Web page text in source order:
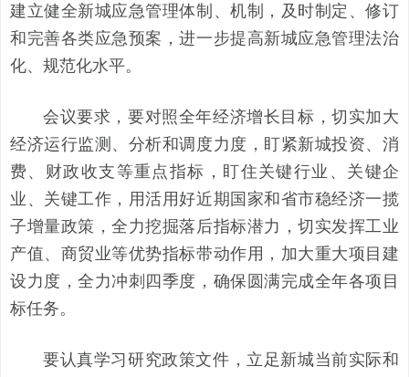
建立健全新城应急管理体制、机制，及时制定、修订
和完善各类应急预案，进一步提高新城应急管理法治
化、规范化水平。
会议要求， 要对照全年经济增长目标，切实加大
经济运行监测、分析和调度力度，盯紧新城投资、消
费、财政收支等重点指标，盯住关键行业、关键企
业、关键工作，用活用好近期国家和省市稳经济一揽
子增量政策，全力挖掘落后指标潜力，切实发挥工业
产值、商贸业等优势指标带动作用，加大重大项目建
设力度，全力冲刺四季度，确保圆满完成全年各项目
标任务。
要认真学习研究政策文件，立足新城当前实际和